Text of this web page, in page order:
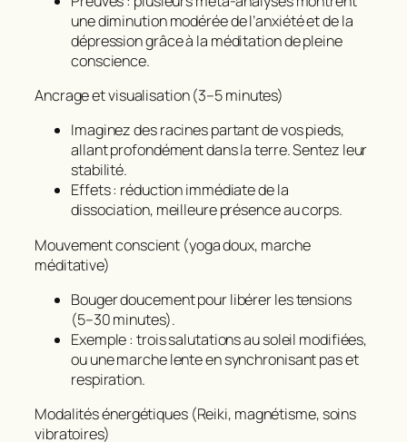
une diminution modérée de l’anxiété et de la
dépression grâce à la méditation de pleine
conscience.
Ancrage et visualisation (3–5 minutes)
Imaginez des racines partant de vos pieds,
allant profondément dans la terre. Sentez leur
stabilité.
Effets : réduction immédiate de la
dissociation, meilleure présence au corps.
Mouvement conscient (yoga doux, marche
méditative)
Bouger doucement pour libérer les tensions
(5–30 minutes).
Exemple : trois salutations au soleil modifiées,
ou une marche lente en synchronisant pas et
respiration.
Modalités énergétiques (Reiki, magnétisme, soins
vibratoires)